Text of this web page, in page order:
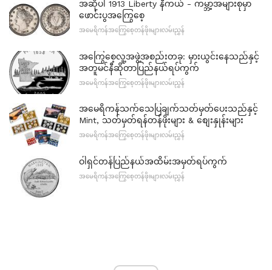
အဆိုပါ 1913 Liberty နီကယ် - ကမ္ဘာ့အများစုမှာ
ဖောင်းပွအကြွေစေ့
အမေရိကန်အကြွေစေ့တန်ဖိုးများလမ်းညွှန်
အကြွေစေ့လူ့အဖွဲ့အစည်းတခု: မှားယွင်းနေသည်နှင့်
အတူမင်နီဆိုတာပြည်နယ်ရပ်ကွက်
အမေရိကန်အကြွေစေ့တန်ဖိုးများလမ်းညွှန်
အမေရိကန်သက်သေပြချက်သတ်မှတ်ပေးသည်နှင့်
Mint, သတ်မှတ်ရန်တန်ဖိုးများ & စျေးနှုန်းများ
အမေရိကန်အကြွေစေ့တန်ဖိုးများလမ်းညွှန်
ဝါရှင်တန်ပြည်နယ်အထိမ်းအမှတ်ရပ်ကွက်
အမေရိကန်အကြွေစေ့တန်ဖိုးများလမ်းညွှန်